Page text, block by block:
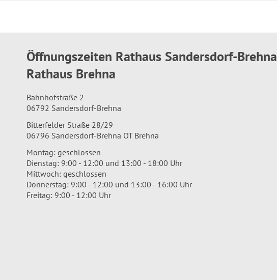
Öffnungszeiten Rathaus Sandersdorf-
Rathaus Brehna
Bahnhofstraße 2
06792 Sandersdorf-Brehna
Bitterfelder Straße 28/29
06796 Sandersdorf-Brehna OT Brehna
Montag: geschlossen
Dienstag: 9:00 - 12:00 und 13:00 - 18:00 Uhr
Mittwoch: geschlossen
Donnerstag: 9:00 - 12:00 und 13:00 - 16:00 Uhr
Freitag: 9:00 - 12:00 Uhr